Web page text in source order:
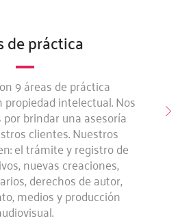
de práctica
9 áreas de práctica
propiedad intelectual. Nos
brindar una asesoría
clientes. Nuestros
el trámite y registro de
nuevas creaciones,
derechos de autor,
medios y producción